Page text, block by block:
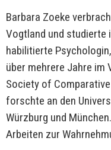
Barbara Zoeke
Vogtland und studierte
habilitierte
über mehrere Jahre im
Society of
forschte an den
Würzburg und
Arbeiten zur